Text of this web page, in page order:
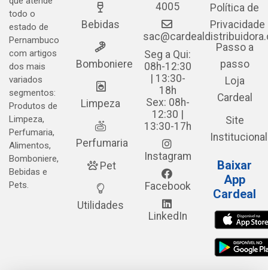
todo o
estado de
Pernambuco
com artigos
dos mais
variados
segmentos:
Produtos de
Limpeza,
Perfumaria,
Alimentos,
Bomboniere,
Bebidas e
Pets.
Bebidas
Bomboniere
Limpeza
Perfumaria
Pet
Utilidades
4005
Seg a Qui:
08h-12:30
| 13:30-
18h
Sex: 08h-
12:30 |
13:30-17h
Instagram
Facebook
LinkedIn
Política de
Privacidade
Passo a
passo
Loja
Cardeal
Site
Institucional
Baixar
App
Cardeal